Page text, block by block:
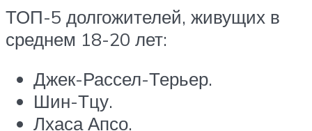
ТОП-5 долгожителей, живущих в
среднем 18-20 лет:
Джек-Рассел-Терьер.
Шин-Тцу.
Лхаса Апсо.